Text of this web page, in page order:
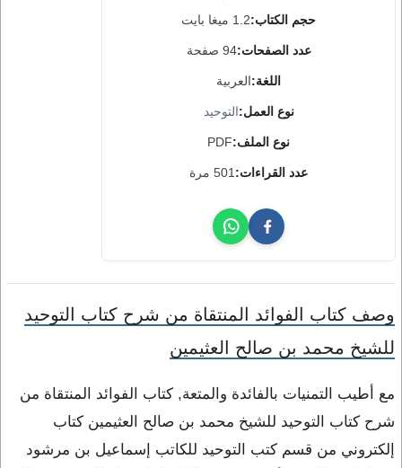
حجم الكتاب:1.2 ميغا بايت
عدد الصفحات:94 صفحة
اللغة:العربية
نوع العمل:التوحيد
نوع الملف:PDF
عدد القراءات: 501 مرة
وصف كتاب الفوائد المنتقاة من شرح كتاب التوحيد
للشيخ محمد بن صالح العثيمين
مع أطيب التمنيات بالفائدة والمتعة, كتاب الفوائد المنتقاة من
شرح كتاب التوحيد للشيخ محمد بن صالح العثيمين كتاب
إلكتروني من قسم كتب التوحيد للكاتب إسماعيل بن مرشود